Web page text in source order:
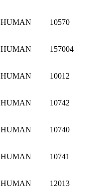
HUMAN 10570
HUMAN 157004
HUMAN 10012
HUMAN 10742
HUMAN 10740
HUMAN 10741
HUMAN 12013